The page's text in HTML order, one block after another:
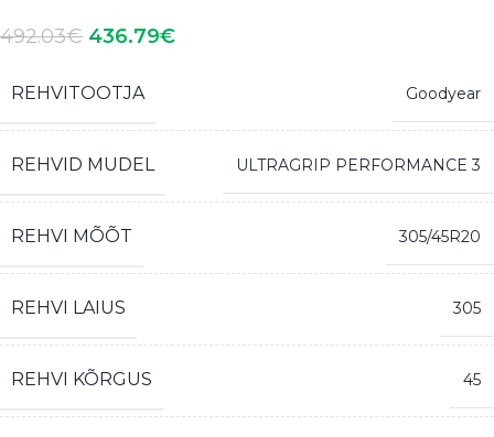
492.03€ 436.79€
REHVITOOTJA Goodyear
REHVID MUDEL ULTRAGRIP PERFORMANCE 3
REHVI MÕÕT 305/45R20
REHVI LAIUS 305
REHVI KÕRGUS 45